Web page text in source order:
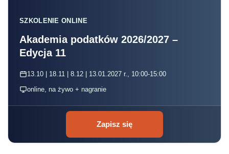
SZKOLENIE ONLINE
Akademia podatków 2026/2027 –
Edycja 11
13.10 | 18.11 | 8.12 | 13.01.2027 r., 10:00-15:00
online, na żywo + nagranie
Zapisz się